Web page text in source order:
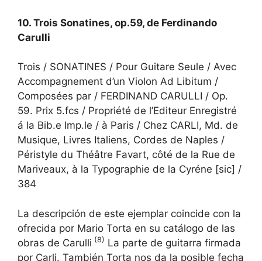
10. Trois Sonatines, op.59, de Ferdinando
Carulli
Trois / SONATINES / Pour Guitare Seule / Avec
Accompagnement d’un Violon Ad Libitum /
Composées par / FERDINAND CARULLI / Op.
59. Prix 5.fcs / Propriété de l’Editeur Enregistré
á la Bib.e Imp.le / à Paris / Chez CARLI, Md. de
Musique, Livres Italiens, Cordes de Naples /
Péristyle du Théâtre Favart, côté de la Rue de
Mariveaux, à la Typographie de la Cyréne [sic] /
384
La descripción de este ejemplar coincide con la
ofrecida por Mario Torta en su catálogo de las
obras de Carulli (8) La parte de guitarra firmada
por Carli. También Torta nos da la posible fecha